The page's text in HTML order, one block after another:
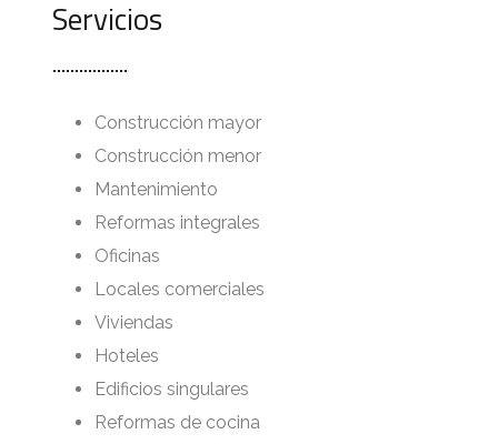
Servicios
Construcción mayor
Construcción menor
Mantenimiento
Reformas integrales
Oficinas
Locales comerciales
Viviendas
Hoteles
Edificios singulares
Reformas de cocina